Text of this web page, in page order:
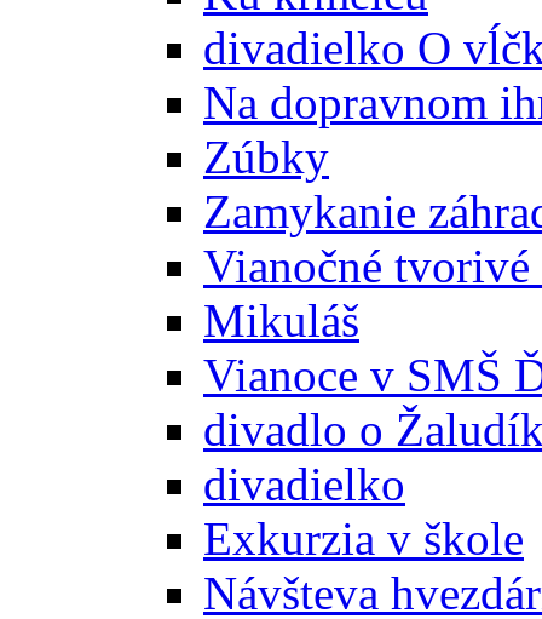
divadielko O
Na dopravnom
Zúbky
Zamykanie
Vianočné tvorivé
Mikuláš
Vianoce v SMŠ
divadlo o
divadielko
Exkurzia v škole
Návšteva